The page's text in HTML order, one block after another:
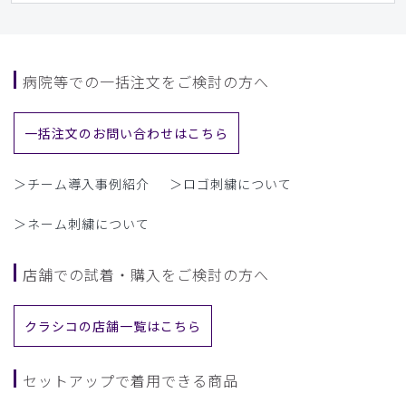
病院等での一括注文をご検討の方へ
一括注文のお問い合わせはこちら
＞チーム導入事例紹介 ＞ロゴ刺繍について
＞ネーム刺繍について
店舗での試着・購入をご検討の方へ
クラシコの店舗一覧はこちら
セットアップで着用できる商品